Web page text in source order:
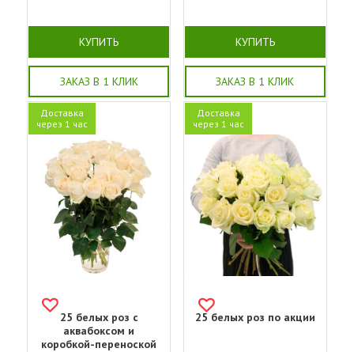
КУПИТЬ
ЗАКАЗ В 1 КЛИК
КУПИТЬ
ЗАКАЗ В 1 КЛИК
Доставка
через 1 час
25 белых роз с
аквабоксом и
коробкой-переноской
Доставка
через 1 час
25 белых роз по акции